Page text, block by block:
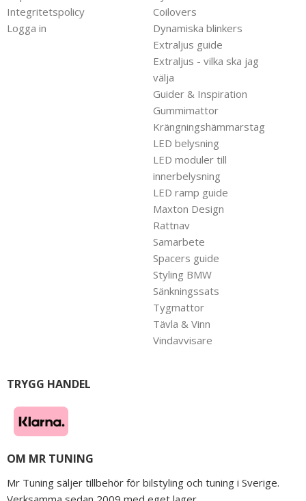
Integritetspolicy
Logga in
Coilovers
Dynamiska blinkers
Extraljus guide
Extraljus - vilka ska jag
välja
Guider & Inspiration
Gummimattor
Krängningshämmarstag
LED belysning
LED moduler till
innerbelysning
LED ramp guide
Maxton Design
Rattnav
Samarbete
Spacers guide
Styling BMW
Sänkningssats
Tygmattor
Tävla & Vinn
Vindavvisare
TRYGG HANDEL
OM MR TUNING
Mr Tuning säljer tillbehör för bilstyling och tuning i Sverige.